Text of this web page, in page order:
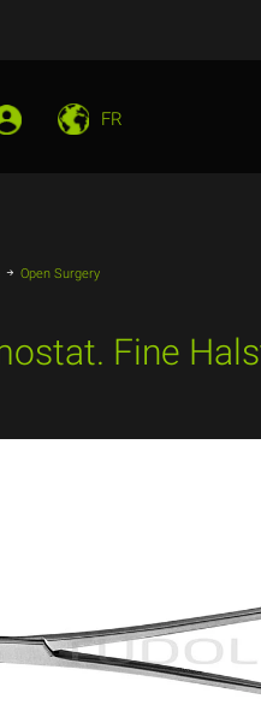
FR
Open Surgery
Fine